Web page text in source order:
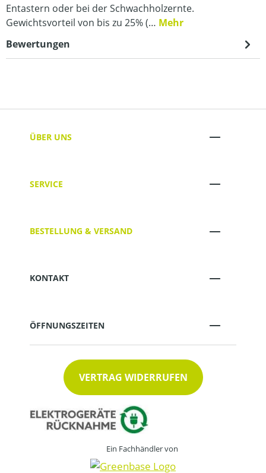
Entastern oder bei der Schwachholzernte.
Gewichtsvorteil von bis zu 25% (… Mehr
Bewertungen
ÜBER UNS
SERVICE
BESTELLUNG & VERSAND
KONTAKT
ÖFFNUNGSZEITEN
VERTRAG WIDERRUFEN
Ein Fachhändler von